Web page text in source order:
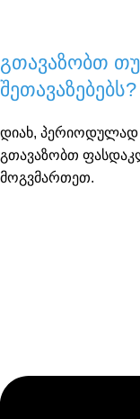
გთავაზობთ
შეთავაზებებს?
დიახ, პერიოდულად
გთავაზობთ
მოგვმართეთ.